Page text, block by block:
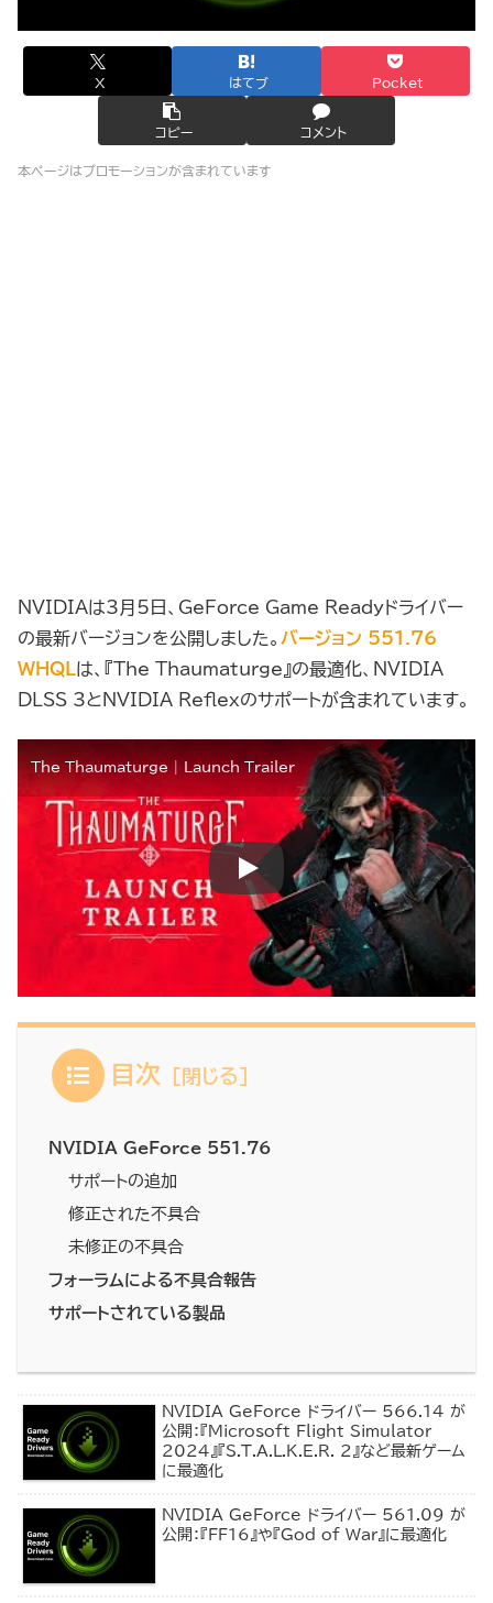
X はてブ Pocket
コピー コメント
本ページはプロモーションが含まれています
NVIDIAは3月5日、GeForce Game Readyドライバー
の最新バージョンを公開しました。 バージョン 551.76
WHQL は、『The Thaumaturge』の最適化、NVIDIA
DLSS 3とNVIDIA Reflexのサポートが含まれています。
The Thaumaturge | Launch Trailer
目次
NVIDIA GeForce 551.76
サポートの追加
修正された不具合
未修正の不具合
フォーラムによる不具合報告
サポートされている製品
NVIDIA GeForce ドライバー 566.14 が
公開：『Microsoft Flight Simulator
2024』『S.T.A.L.K.E.R. 2』など最新ゲーム
に最適化
NVIDIA GeForce ドライバー 561.09 が
公開：『FF16』や『God of War』に最適化